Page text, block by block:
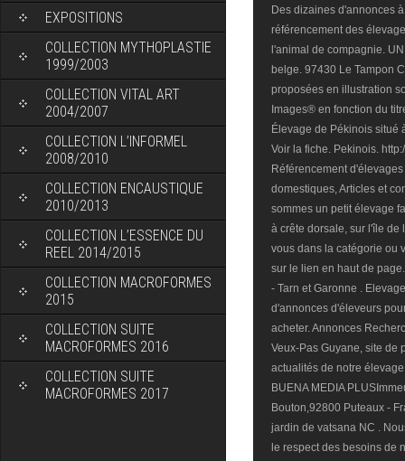
EXPOSITIONS
COLLECTION MYTHOPLASTIE
1999/2003
COLLECTION VITAL ART
2004/2007
COLLECTION L’INFORMEL
2008/2010
COLLECTION ENCAUSTIQUE
2010/2013
COLLECTION L’ESSENCE DU
REEL 2014/2015
COLLECTION MACROFORMES
2015
COLLECTION SUITE
MACROFORMES 2016
COLLECTION SUITE
MACROFORMES 2017
Des dizaines d'annonces
référencement des
l'animal de compagnie.
belge. 97430 Le Tampon
proposées en illustration
Images® en fonction du
Élevage de Pékinois situé
Voir la fiche. Pekinois.
Référencement
domestiques, Articles et
sommes un petit élevage
à crête dorsale, sur l'île de
vous dans la catégorie ou
sur le lien en haut de
- Tarn et Garonne .
d'annonces d'éleveurs
acheter. Annonces
Veux-Pas Guyane, site de
actualités de notre
BUENA MEDIA
Bouton,92800 Puteaux -
jardin de vatsana NC .
le respect des besoins de